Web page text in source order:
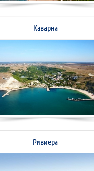
Каварна
Ривиера